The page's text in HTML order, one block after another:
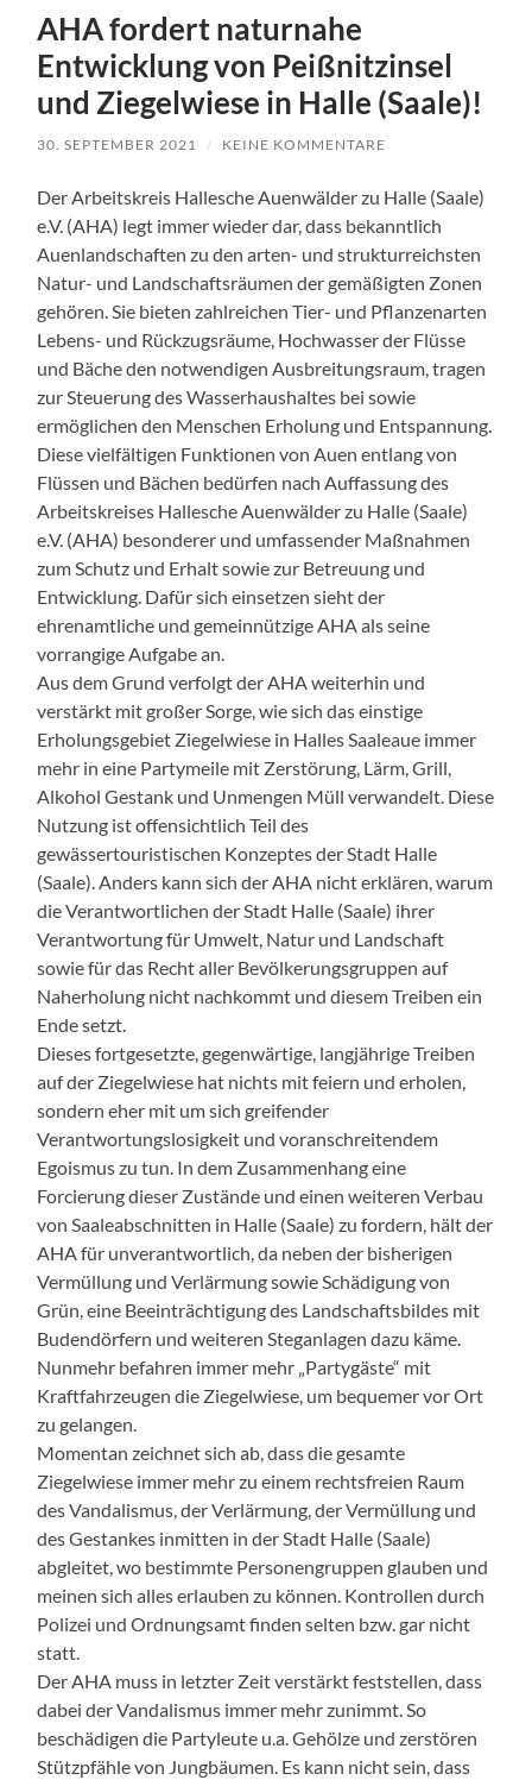
AHA fordert naturnahe
Entwicklung von Peißnitzinsel
und Ziegelwiese in Halle (Saale)!
30. SEPTEMBER 2021 / KEINE KOMMENTARE
Der Arbeitskreis Hallesche Auenwälder zu Halle (Saale)
e.V. (AHA) legt immer wieder dar, dass bekanntlich
Auenlandschaften zu den arten- und strukturreichsten
Natur- und Landschaftsräumen der gemäßigten Zonen
gehören. Sie bieten zahlreichen Tier- und Pflanzenarten
Lebens- und Rückzugsräume, Hochwasser der Flüsse
und Bäche den notwendigen Ausbreitungsraum, tragen
zur Steuerung des Wasserhaushaltes bei sowie
ermöglichen den Menschen Erholung und Entspannung.
Diese vielfältigen Funktionen von Auen entlang von
Flüssen und Bächen bedürfen nach Auffassung des
Arbeitskreises Hallesche Auenwälder zu Halle (Saale)
e.V. (AHA) besonderer und umfassender Maßnahmen
zum Schutz und Erhalt sowie zur Betreuung und
Entwicklung. Dafür sich einsetzen sieht der
ehrenamtliche und gemeinnützige AHA als seine
vorrangige Aufgabe an.
Aus dem Grund verfolgt der AHA weiterhin und
verstärkt mit großer Sorge, wie sich das einstige
Erholungsgebiet Ziegelwiese in Halles Saaleaue immer
mehr in eine Partymeile mit Zerstörung, Lärm, Grill,
Alkohol Gestank und Unmengen Müll verwandelt. Diese
Nutzung ist offensichtlich Teil des
gewässertouristischen Konzeptes der Stadt Halle
(Saale). Anders kann sich der AHA nicht erklären, warum
die Verantwortlichen der Stadt Halle (Saale) ihrer
Verantwortung für Umwelt, Natur und Landschaft
sowie für das Recht aller Bevölkerungsgruppen auf
Naherholung nicht nachkommt und diesem Treiben ein
Ende setzt.
Dieses fortgesetzte, gegenwärtige, langjährige Treiben
auf der Ziegelwiese hat nichts mit feiern und erholen,
sondern eher mit um sich greifender
Verantwortungslosigkeit und voranschreitendem
Egoismus zu tun. In dem Zusammenhang eine
Forcierung dieser Zustände und einen weiteren Verbau
von Saaleabschnitten in Halle (Saale) zu fordern, hält der
AHA für unverantwortlich, da neben der bisherigen
Vermüllung und Verlärmung sowie Schädigung von
Grün, eine Beeinträchtigung des Landschaftsbildes mit
Budendörfern und weiteren Steganlagen dazu käme.
Nunmehr befahren immer mehr „Partygäste“ mit
Kraftfahrzeugen die Ziegelwiese, um bequemer vor Ort
zu gelangen.
Momentan zeichnet sich ab, dass die gesamte
Ziegelwiese immer mehr zu einem rechtsfreien Raum
des Vandalismus, der Verlärmung, der Vermüllung und
des Gestankes inmitten in der Stadt Halle (Saale)
abgleitet, wo bestimmte Personengruppen glauben und
meinen sich alles erlauben zu können. Kontrollen durch
Polizei und Ordnungsamt finden selten bzw. gar nicht
statt.
Der AHA muss in letzter Zeit verstärkt feststellen, dass
dabei der Vandalismus immer mehr zunimmt. So
beschädigen die Partyleute u.a. Gehölze und zerstören
Stützpfähle von Jungbäumen. Es kann nicht sein, dass